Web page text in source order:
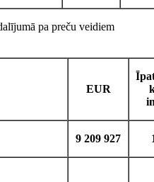
pa preču veidiem
EUR
9 209 927